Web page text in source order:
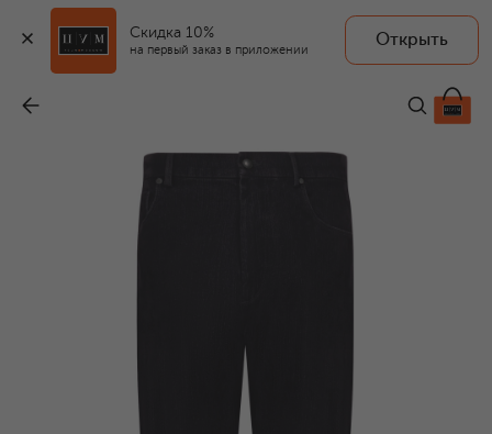
Скидка 10%
на первый заказ в приложении
Открыть
37 050 ₽